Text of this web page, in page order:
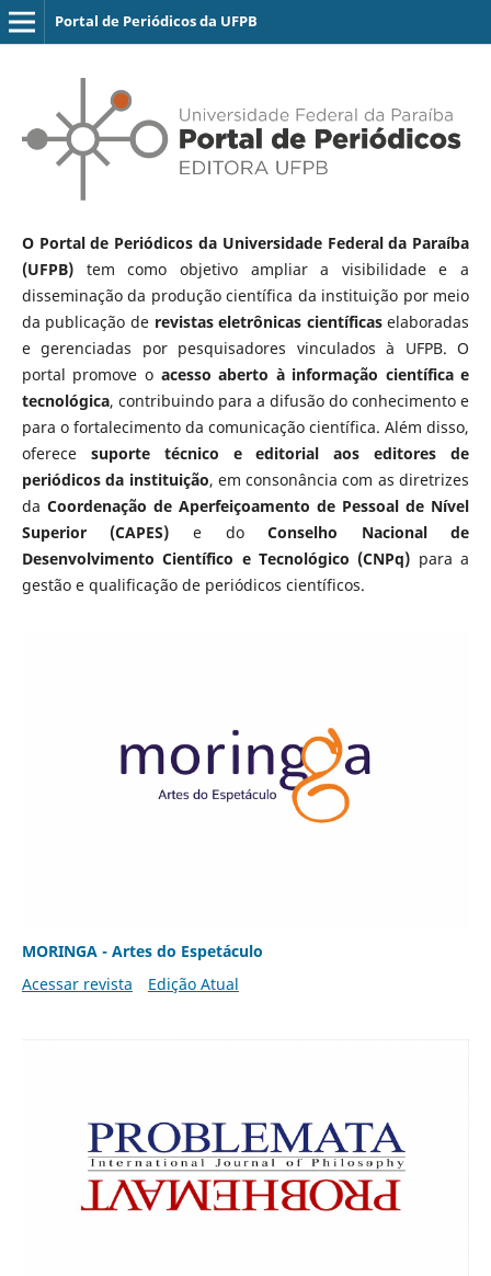
Portal de Periódicos da UFPB
O Portal de Periódicos da Universidade Federal da Paraíba
(UFPB)tem como objetivo ampliar a visibilidade e a
disseminação da produção científica da instituição por meio
da publicação de revistas eletrônicas científicaselaboradas
e gerenciadas por pesquisadores vinculados à UFPB. O
portal promove o acesso aberto à informação científica e
tecnológica, contribuindo para a difusão do conhecimento e
para o fortalecimento da comunicação científica. Além disso,
oferece suporte técnico e editorial aos editores de
periódicos da instituição, em consonância com as diretrizes
da Coordenação de Aperfeiçoamento de Pessoal de Nível
Superior (CAPES) e doConselho Nacional de
Desenvolvimento Científico e Tecnológico (CNPq) para a
gestão e qualificação de periódicos científicos.
MORINGA - Artes do Espetáculo
Acessar revista
Edição Atual